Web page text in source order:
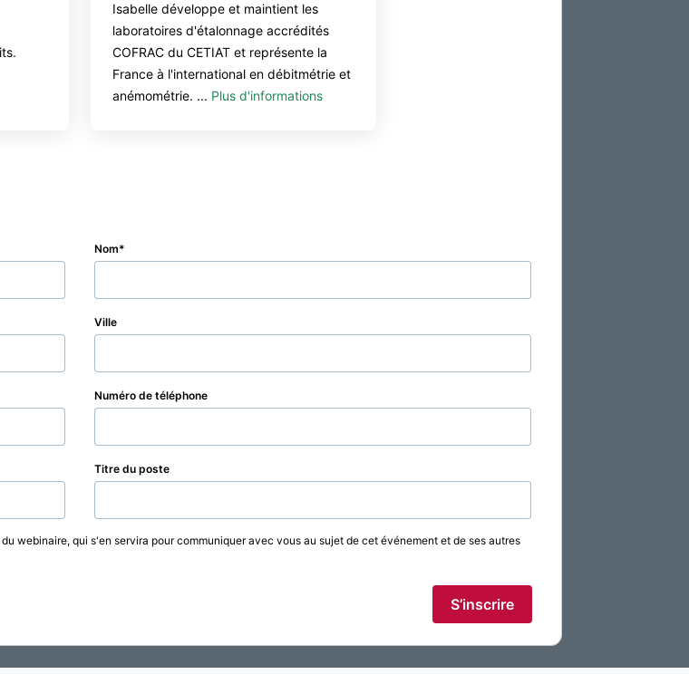
Isabelle développe et maintient les
laboratoires d'étalonnage accrédités
COFRAC du CETIAT et représente la
France à l'international en débitmétrie et
anémométrie. ... Plus d'informations
Nom
Ville
Numéro de téléphone
Titre du poste
webinaire, qui s'en servira pour communiquer avec vous au sujet de cet événement et de ses autres
S’inscrire